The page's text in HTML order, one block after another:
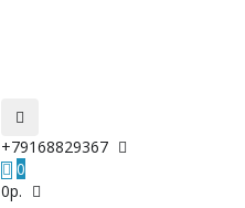
+79168829367
0
0р.